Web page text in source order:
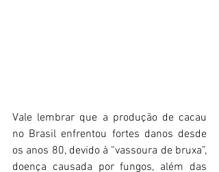
Vale lembrar que a produção de cacau
no Brasil enfrentou fortes danos desde
os anos 80, devido à “vassoura de bruxa”,
doença causada por fungos, além das